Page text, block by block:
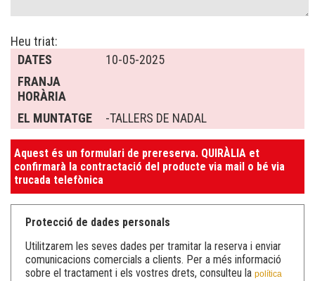
Heu triat:
DATES
10-05-2025
FRANJA
HORÀRIA
EL MUNTATGE
-TALLERS DE NADAL
Aquest és un formulari de prereserva. QUIRÀLIA et
confirmarà la contractació del producte via mail o bé via
trucada telefònica
Protecció de dades personals
Utilitzarem les seves dades per tramitar la reserva i enviar
comunicacions comercials a clients. Per a més informació
sobre el tractament i els vostres drets, consulteu la política